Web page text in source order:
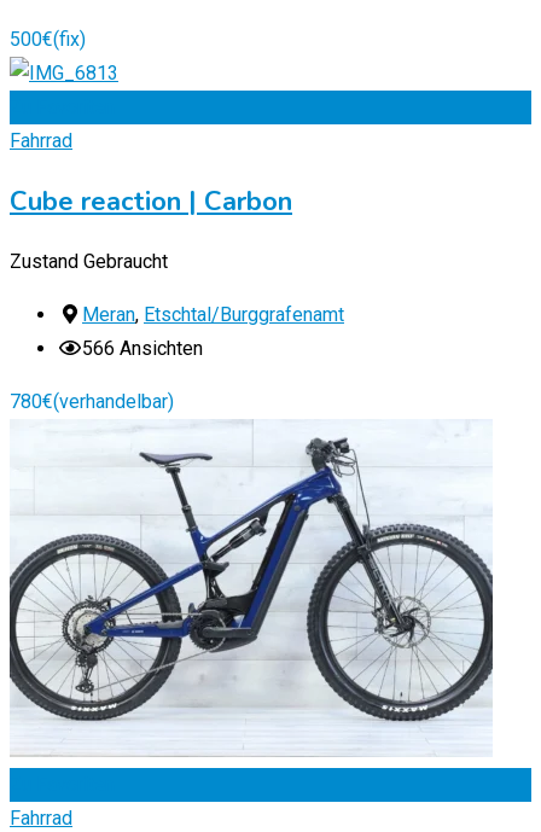
500€(fix)
Fahrrad
Cube reaction | Carbon
Zustand Gebraucht
Meran, Etschtal/Burggrafenamt
566 Ansichten
780€(verhandelbar)
Fahrrad